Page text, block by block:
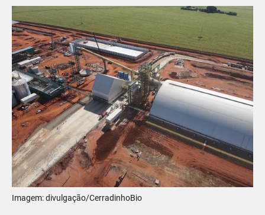
Imagem: divulgação/CerradinhoBio